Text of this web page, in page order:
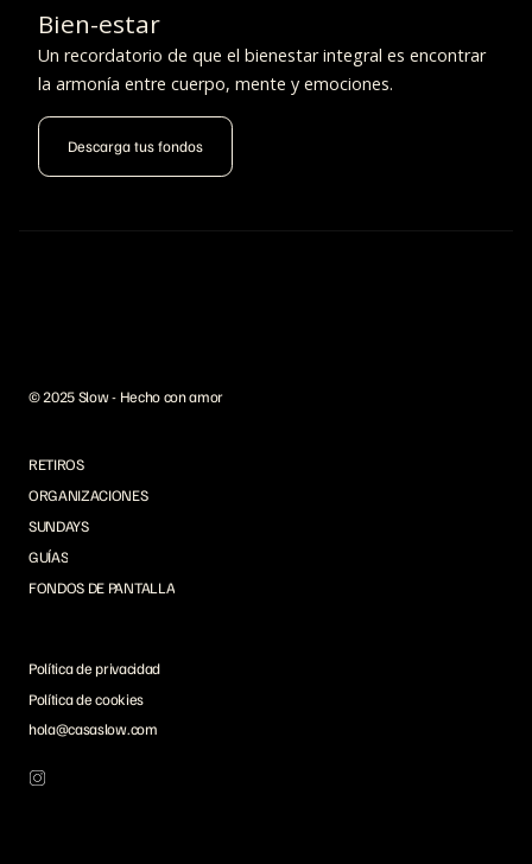
Bien-estar
Un recordatorio de que el bienestar integral es encontrar
la armonía entre cuerpo, mente y emociones.
Descarga tus fondos
© 2025 Slow - Hecho con amor
RETIROS
ORGANIZACIONES
SUNDAYS
GUÍAS
FONDOS DE PANTALLA
Política de privacidad
Política de cookies
hola@casaslow.com